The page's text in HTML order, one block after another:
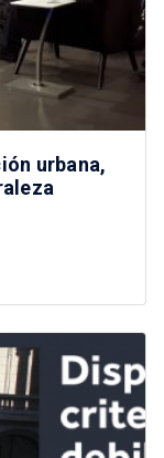
urbana,